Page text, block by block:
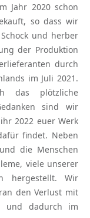
Jahr 2020 schon
so dass wir
und herber
der Produktion
durch
im Juli 2021.
das plötzliche
sind wir
2022 euer Werk
findet. Neben
die Menschen
viele unserer
hergestellt. Wir
den Verlust mit
und dadurch im